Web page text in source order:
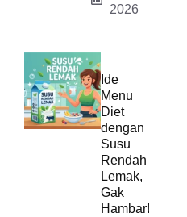
2026
Ide
Menu
Diet
dengan
Susu
Rendah
Lemak,
Gak
Hambar!